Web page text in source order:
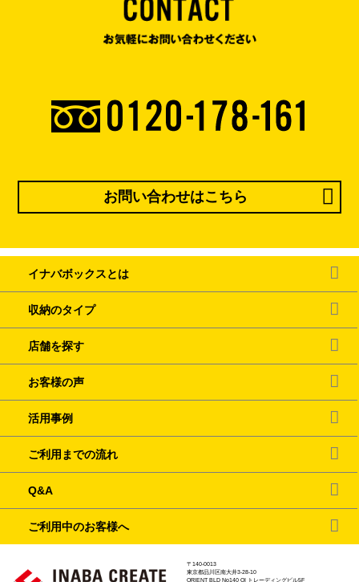
お問い合わせはこちら
イナバボックスとは
収納のタイプ
店舗を探す
お客様の声
活用事例
ご利用までの流れ
Q&A
ご利用中のお客様へ
〒140-0013
東京都品川区南大井3-28-10
ORIENT BLD No140 OI トレーディングビル5F